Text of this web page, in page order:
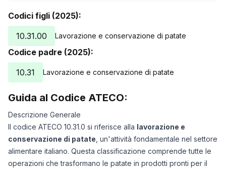
Codici figli (2025):
10.31.00
Lavorazione e conservazione di patate
Codice padre (2025):
10.31
Lavorazione e conservazione di patate
Guida al Codice ATECO:
Descrizione Generale
Il codice ATECO 10.31.0 si riferisce alla lavorazione e
conservazione di patate , un'attività fondamentale nel settore
alimentare italiano. Questa classificazione comprende tutte le
operazioni che trasformano le patate in prodotti pronti per il